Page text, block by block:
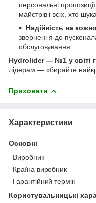
персональні
майстрів і всіх, хто
Надійність на
звернення до
обслуговування.
Hydrolider — №1 у світі
лідерам — обирайте
Приховати
Характеристики
Основні
Виробник
Країна виробник
Гарантійний термін
Користувальницькі